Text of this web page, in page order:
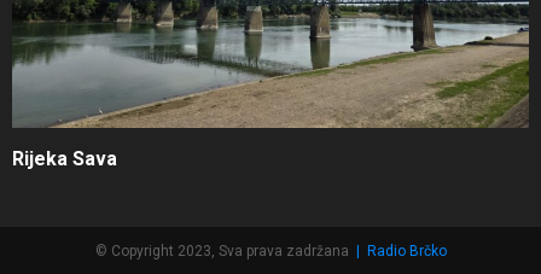
Rijeka Sava
© Copyright 2023, Sva prava zadržana Radio Brčko